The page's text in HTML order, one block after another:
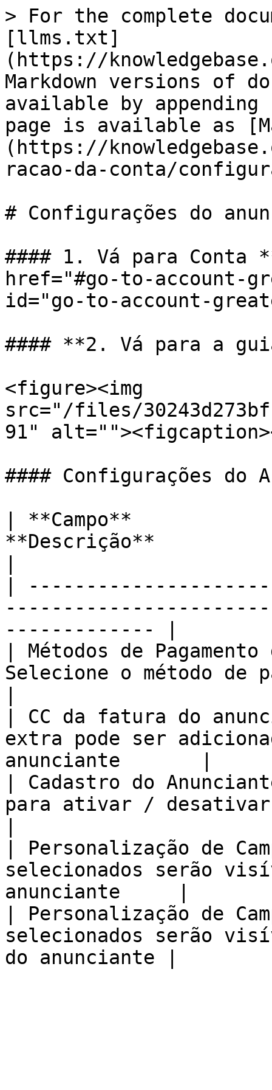
> For the complete
[llms.txt]
(https://
Markdown versions of
available by
page is available as
(https://
racao-da-conta/
# Configurações do
#### 1. Vá para Conta
href="#go-to-account-
id="go-to-account-
#### **2. Vá para a
<figure><img
src="/files/
91"
#### Configurações do
| **Campo**
**Descrição**
|
------------- |
| Métodos de
Selecione o método de
| CC da fatura do
extra pode ser
anunciante       |
| Cadastro do
para ativar / desativar
| Personalização de
selecionados serão
anunciante     |
| Personalização de
selecionados serão